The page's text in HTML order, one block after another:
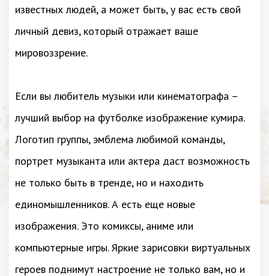
известных людей, а может быть, у вас есть свой
личный девиз, который отражает ваше
мировоззрение.
Если вы любитель музыки или кинематографа –
лучший выбор на футболке изображение кумира.
Логотип группы, эмблема любимой команды,
портрет музыканта или актера даст возможность
не только быть в тренде, но и находить
единомышленников. А есть еще новые
изображения. Это комиксы, аниме или
компьютерные игры. Яркие зарисовки виртуальных
героев поднимут настроение не только вам, но и